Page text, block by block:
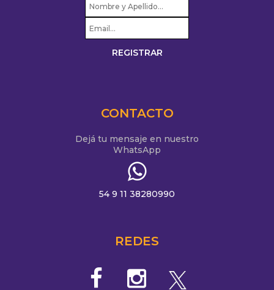
CONTACTO
Dejá tu mensaje en nuestro
WhatsApp
54 9 11 38280990
REDES